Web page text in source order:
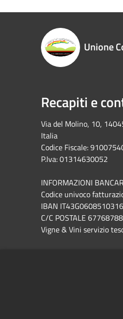
Unione
Recapiti e
Via del Molino, 10,
Italia
Codice Fiscale:
P.Iva: 01314630052
INFORMAZIONI
Codice univoco
IBAN
C/C POSTALE
Vigne & Vini servizio